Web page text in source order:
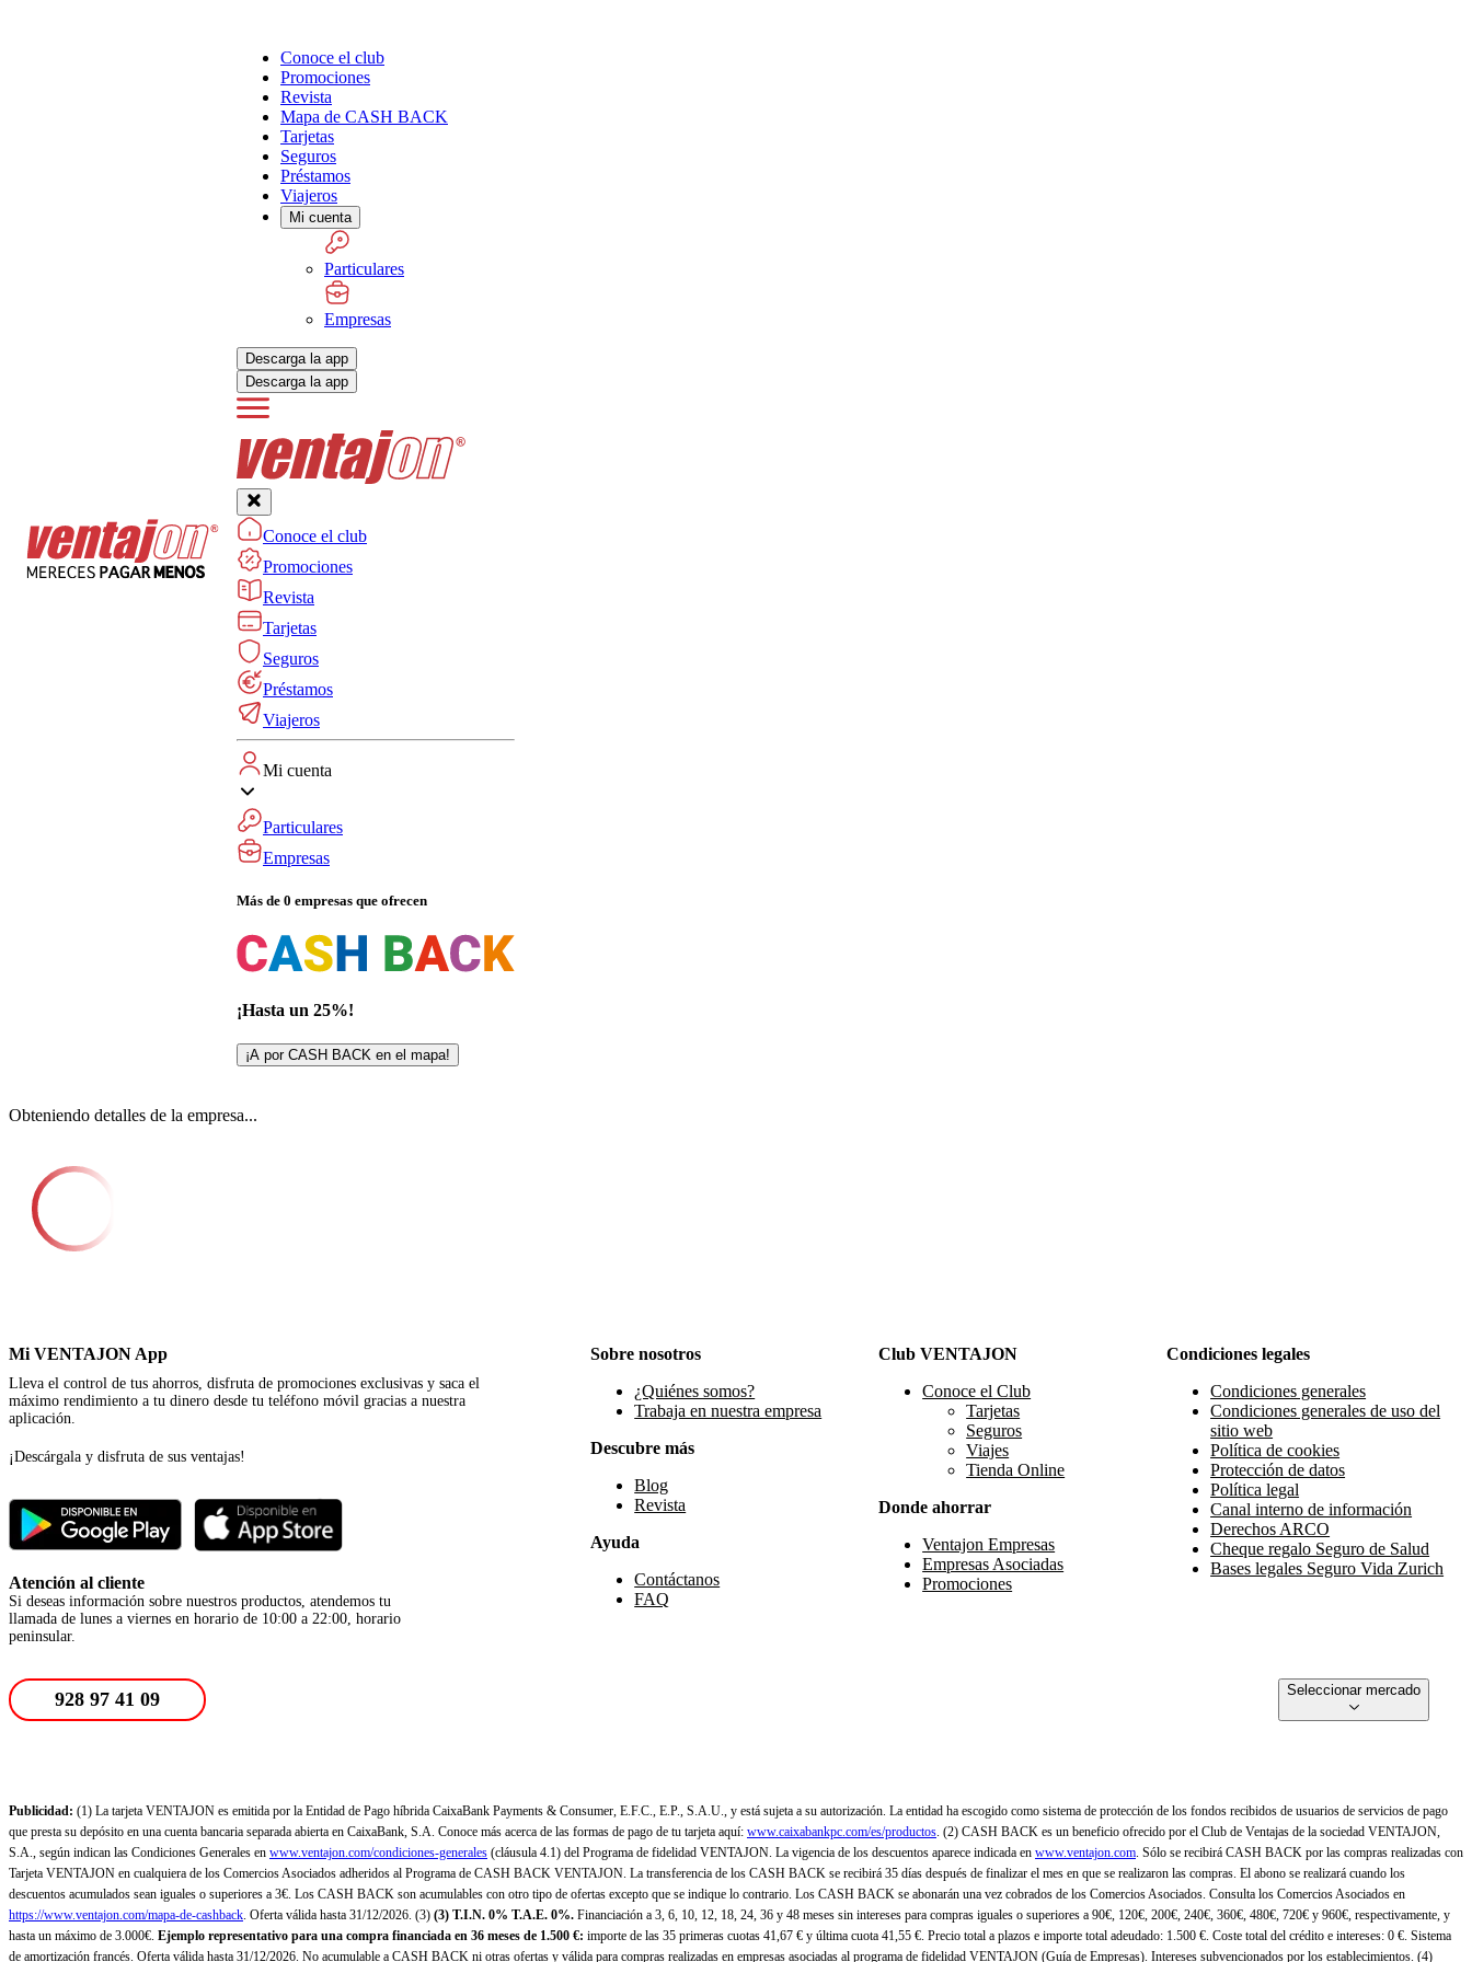
Conoce el club
Promociones
Revista
Mapa de CASH BACK
Tarjetas
Seguros
Préstamos
Viajeros
Mi cuenta
Particulares
Empresas
Descarga la app
Descarga la app
Conoce el club
Promociones
Revista
Tarjetas
Seguros
Préstamos
Viajeros
Mi cuenta
Particulares
Empresas
Más de 0 empresas que ofrecen
¡Hasta un 25%!
¡A por CASH BACK en el mapa!
Obteniendo detalles de la empresa...
Mi VENTAJON App
Lleva el control de tus ahorros, disfruta de promociones exclusivas y saca el
máximo rendimiento a tu dinero desde tu teléfono móvil gracias a nuestra
aplicación.
¡Descárgala y disfruta de sus ventajas!
Atención al cliente
Si deseas información sobre nuestros productos, atendemos tu
llamada de lunes a viernes en horario de 10:00 a 22:00, horario
peninsular.
Sobre nosotros
¿Quiénes somos?
Trabaja en nuestra empresa
Descubre más
Blog
Revista
Ayuda
Contáctanos
FAQ
Club VENTAJON
Conoce el Club
Tarjetas
Seguros
Viajes
Tienda Online
Donde ahorrar
Ventajon Empresas
Empresas Asociadas
Promociones
Condiciones legales
Condiciones generales
Condiciones generales de uso del
sitio web
Política de cookies
Protección de datos
Política legal
Canal interno de información
Derechos ARCO
Cheque regalo Seguro de Salud
Bases legales Seguro Vida Zurich
928 97 41 09 Seleccionar mercado
Publicidad: (1) La tarjeta VENTAJON es emitida por la Entidad de Pago híbrida CaixaBank Payments & Consumer, E.F.C., E.P., S.A.U., y está sujeta a su autorización. La entidad ha escogido como sistema de protección de los fondos recibidos de usuarios de servicios de pago
que presta su depósito en una cuenta bancaria separada abierta en CaixaBank, S.A. Conoce más acerca de las formas de pago de tu tarjeta aquí: www.caixabankpc.com/es/productos. (2) CASH BACK es un beneficio ofrecido por el Club de Ventajas de la sociedad VENTAJON,
S.A., según indican las Condiciones Generales en www.ventajon.com/condiciones-generales (cláusula 4.1) del Programa de fidelidad VENTAJON. La vigencia de los descuentos aparece indicada en www.ventajon.com. Sólo se recibirá CASH BACK por las compras realizadas con
Tarjeta VENTAJON en cualquiera de los Comercios Asociados adheridos al Programa de CASH BACK VENTAJON. La transferencia de los CASH BACK se recibirá 35 días después de finalizar el mes en que se realizaron las compras. El abono se realizará cuando los
descuentos acumulados sean iguales o superiores a 3€. Los CASH BACK son acumulables con otro tipo de ofertas excepto que se indique lo contrario. Los CASH BACK se abonarán una vez cobrados de los Comercios Asociados. Consulta los Comercios Asociados en
https://www.ventajon.com/mapa-de-cashback. Oferta válida hasta 31/12/2026. (3) (3) T.I.N. 0% T.A.E. 0%. Financiación a 3, 6, 10, 12, 18, 24, 36 y 48 meses sin intereses para compras iguales o superiores a 90€, 120€, 200€, 240€, 360€, 480€, 720€ y 960€, respectivamente, y
hasta un máximo de 3.000€. Ejemplo representativo para una compra financiada en 36 meses de 1.500 €: importe de las 35 primeras cuotas 41,67 € y última cuota 41,55 €. Precio total a plazos e importe total adeudado: 1.500 €. Coste total del crédito e intereses: 0 €. Sistema
de amortización francés. Oferta válida hasta 31/12/2026. No acumulable a CASH BACK ni otras ofertas y válida para compras realizadas en empresas asociadas al programa de fidelidad VENTAJON (Guía de Empresas). Intereses subvencionados por los establecimientos. (4)